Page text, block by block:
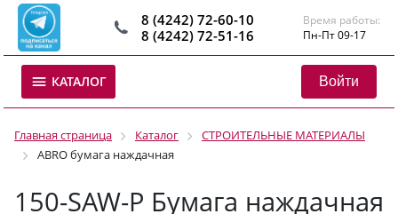
8 (4242) 72-60-10
8 (4242) 72-51-16
Время работы:
Пн-Пт 09-17
КАТАЛОГ Войти
Главная страница Каталог
СТРОИТЕЛЬНЫЕ МАТЕРИАЛЫ
ABRO бумага наждачная
150-SAW-P Бумага наждачная